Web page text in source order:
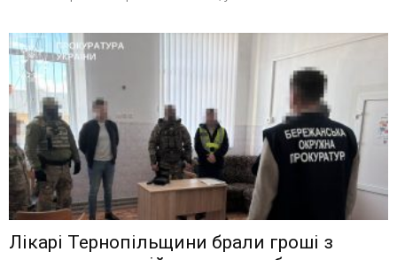
Лікарі Тернопільщини брали гроші з